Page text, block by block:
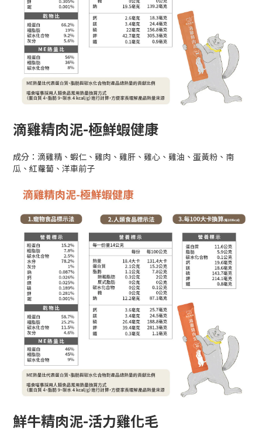
滴雞精肉泥-極鮮蝦健康
成分：滴雞精、蝦仁、雞肉、雞肝、雞心、雞油、蛋黃粉、南
瓜、紅蘿蔔、洋車前子
鮮牛精肉泥-活力雞化毛